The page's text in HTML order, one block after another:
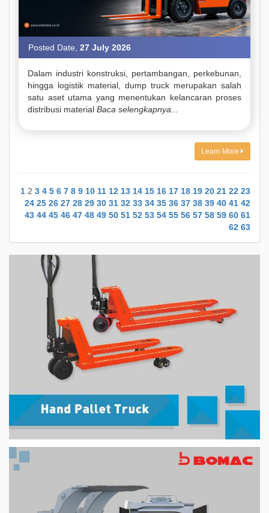
Posted Date, 27 July 2026
Dalam industri konstruksi, pertambangan, perkebunan,
hingga logistik material, dump truck merupakan salah
satu aset utama yang menentukan kelancaran proses
distribusi material Baca selengkapnya...
Learn More
1 2 3 4 5 6 7 8 9 10 11 12 13 14 15 16 17 18 19 20 21 22 23
24 25 26 27 28 29 30 31 32 33 34 35 36 37 38 39 40 41 42
43 44 45 46 47 48 49 50 51 52 53 54 55 56 57 58 59 60 61
62 63